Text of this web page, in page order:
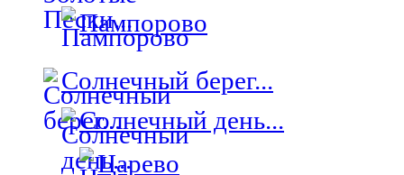
Пампорово
Солнечный берег...
Солнечный день...
Царево